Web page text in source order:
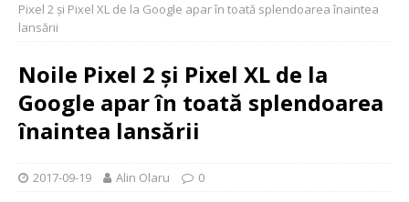
Pixel 2 şi Pixel XL de la Google apar în toată splendoarea înaintea
lansării
Noile Pixel 2 şi Pixel XL de la
Google apar în toată splendoarea
înaintea lansării
2017-09-19 Alin Olaru 0